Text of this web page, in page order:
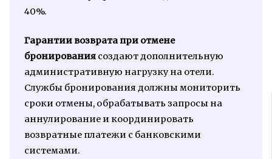
40%.
Гарантии возврата при отмене
бронированиясоздают дополнительную
административную нагрузку на отели.
Службы бронирования должны мониторить
сроки отмены, обрабатывать запросы на
аннулирование и координировать
возвратные платежи с банковскими
системами.